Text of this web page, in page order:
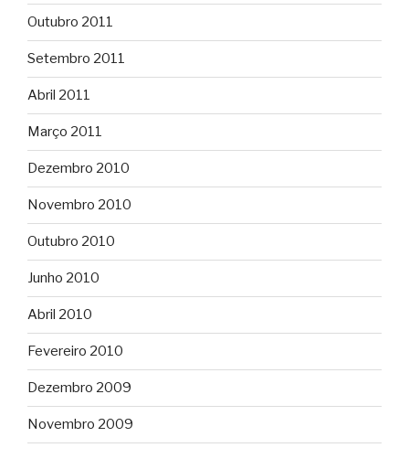
Outubro 2011
Setembro 2011
Abril 2011
Março 2011
Dezembro 2010
Novembro 2010
Outubro 2010
Junho 2010
Abril 2010
Fevereiro 2010
Dezembro 2009
Novembro 2009